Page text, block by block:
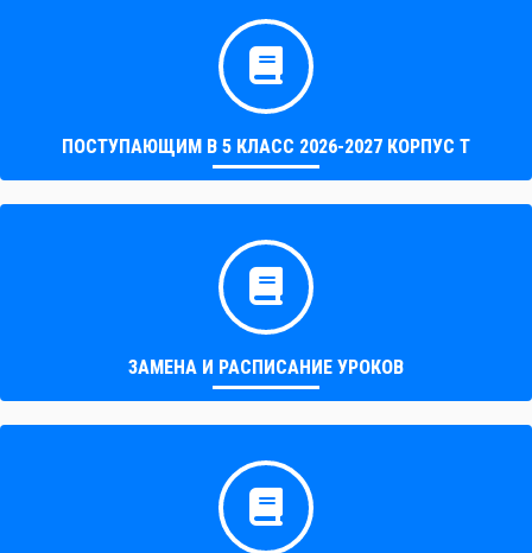
ПОСТУПАЮЩИМ В 5 КЛАСС 2026-2027 КОРПУС Т
ЗАМЕНА И РАСПИСАНИЕ УРОКОВ